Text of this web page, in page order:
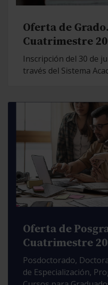
Oferta de
Cuatrimestre
Inscripción del 30 de
través del Sistema
Oferta de
Cuatrimestre
Posdoctorado,
de Especialización,